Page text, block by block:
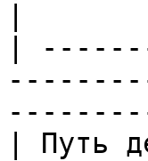
|
| Путь